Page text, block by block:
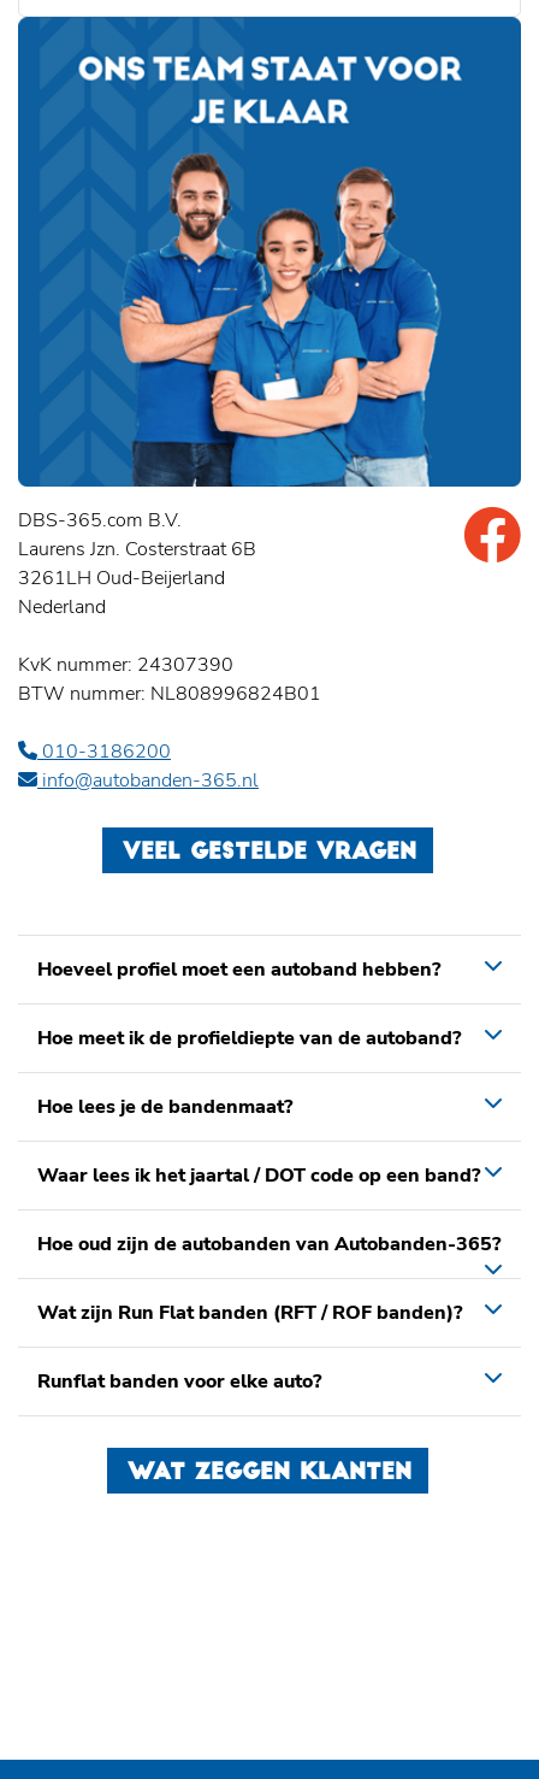
DBS-365.com B.V.
Laurens Jzn. Costerstraat 6B
3261LH Oud-Beijerland
Nederland
KvK nummer: 24307390
BTW nummer: NL808996824B01
010-3186200
info@autobanden-365.nl
VEEL GESTELDE VRAGEN
Hoeveel profiel moet een autoband hebben?
Hoe meet ik de profieldiepte van de autoband?
Hoe lees je de bandenmaat?
Waar lees ik het jaartal / DOT code op een band?
Hoe oud zijn de autobanden van Autobanden-365?
Wat zijn Run Flat banden (RFT / ROF banden)?
Runflat banden voor elke auto?
WAT ZEGGEN KLANTEN